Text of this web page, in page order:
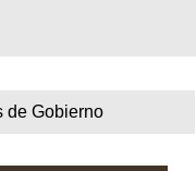
de Gobierno